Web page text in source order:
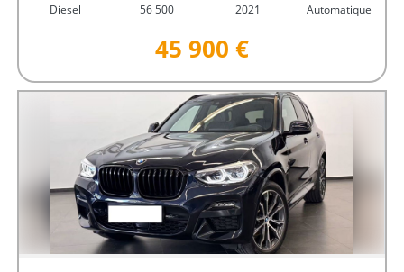
Diesel 56 500 2021 Automatique
45 900 €